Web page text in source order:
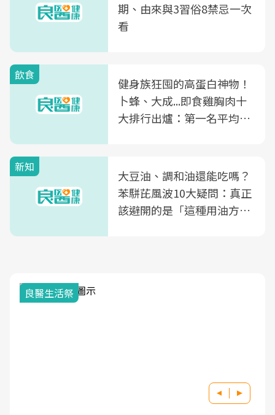
期、由來與3習俗8禁忌一次
看
飲食
健身族狂囤的高蛋白神物！
卜蜂、大成...即食雞胸肉十
大排行出爐：第一名平均一
新知
大豆油、調和油還能吃嗎？
苯駢芘風波10大疑問：真正
該避開的是「這種用油方
良醫生活祭